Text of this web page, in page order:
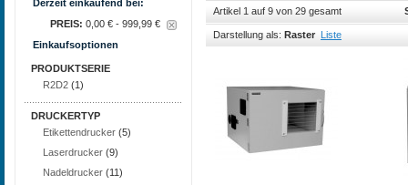
Artikel 1 auf 9 von 29 gesamt
Darstellung als: Raster Liste
Derzeit einkaufend bei:
PREIS: 0,00 € - 999,99 €
Einkaufsoptionen
PRODUKTSERIE
R2D2 (1)
DRUCKERTYP
Etikettendrucker (5)
Laserdrucker (9)
Nadeldrucker (11)